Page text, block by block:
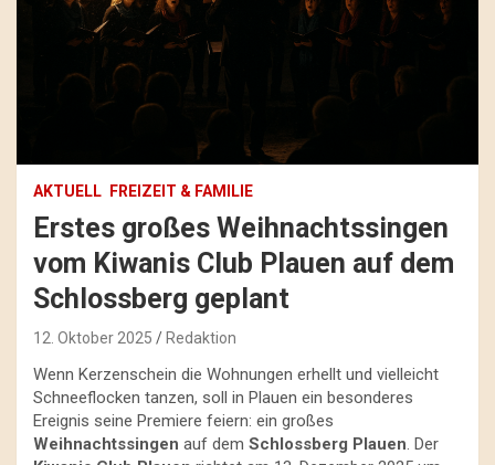
AKTUELL FREIZEIT & FAMILIE
Erstes großes Weihnachtssingen
vom Kiwanis Club Plauen auf dem
Schlossberg geplant
12. Oktober 2025 Redaktion
Wenn Kerzenschein die Wohnungen erhellt und vielleicht
Schneeflocken tanzen, soll in Plauen ein besonderes
Ereignis seine Premiere feiern: ein großes
Weihnachtssingen auf dem Schlossberg Plauen. Der